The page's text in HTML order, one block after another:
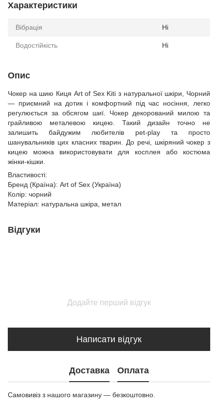
Характеристики
Вібрація Ні
Водостійкість Ні
Опис
Чокер на шию Киця Art of Sex Kiti з натуральної шкіри, Чорний
— приємний на дотик і комфортний під час носіння, легко
регулюється за обсягом шиї. Чокер декорований милою та
грайливою металевою кицею. Такий дизайн точно не
залишить байдужим любителів pet-play та просто
шанувальників цих класних тварин. До речі, шкіряний чокер з
кицею можна використовувати для косплея або костюма
жінки-кішки.
Властивості:
Бренд (Країна): Art of Sex (Україна)
Колір: чорний
Матеріал: натуральна шкіра, метал
Відгуки
Додайте перший відгук
Написати відгук
Доставка Оплата
Самовивіз з нашого магазину — безкоштовно.